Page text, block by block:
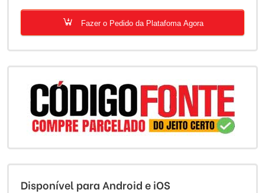
Fazer o Pedido da Platafoma Agora
Disponível para Android e iOS